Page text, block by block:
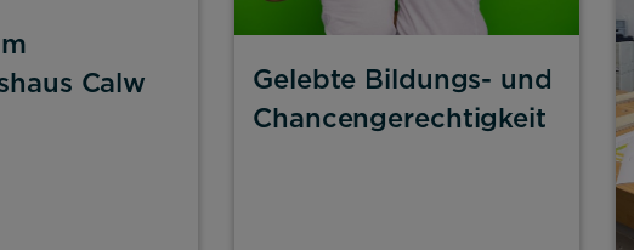
Calw
Gelebte Bildungs- und
Chancengerechtigkeit